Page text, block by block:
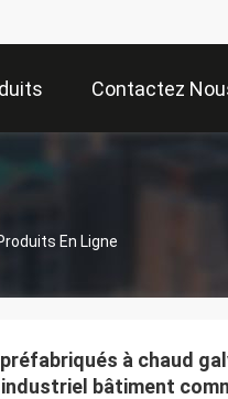
Contactez
En Ligne
à chaud
bâtiment